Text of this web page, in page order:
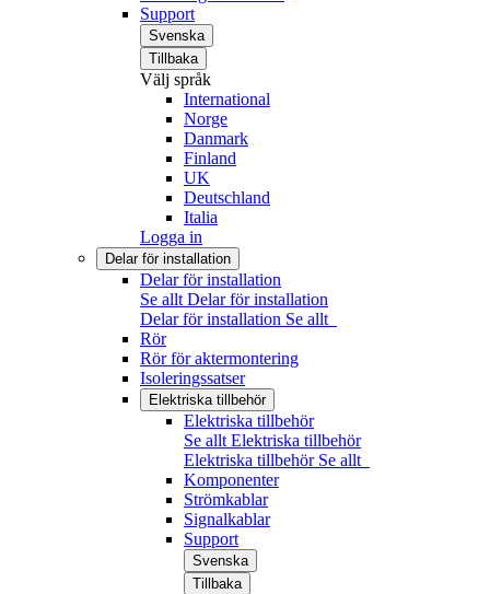
Support
Svenska
Tillbaka
Välj språk
International
Norge
Danmark
Finland
UK
Deutschland
Italia
Logga in
Delar för installation
Delar för installation
Se allt Delar för installation
Delar för installation Se allt
Rör
Rör för aktermontering
Isoleringssatser
Elektriska tillbehör
Elektriska tillbehör
Se allt Elektriska tillbehör
Elektriska tillbehör Se allt
Komponenter
Strömkablar
Signalkablar
Support
Svenska
Tillbaka